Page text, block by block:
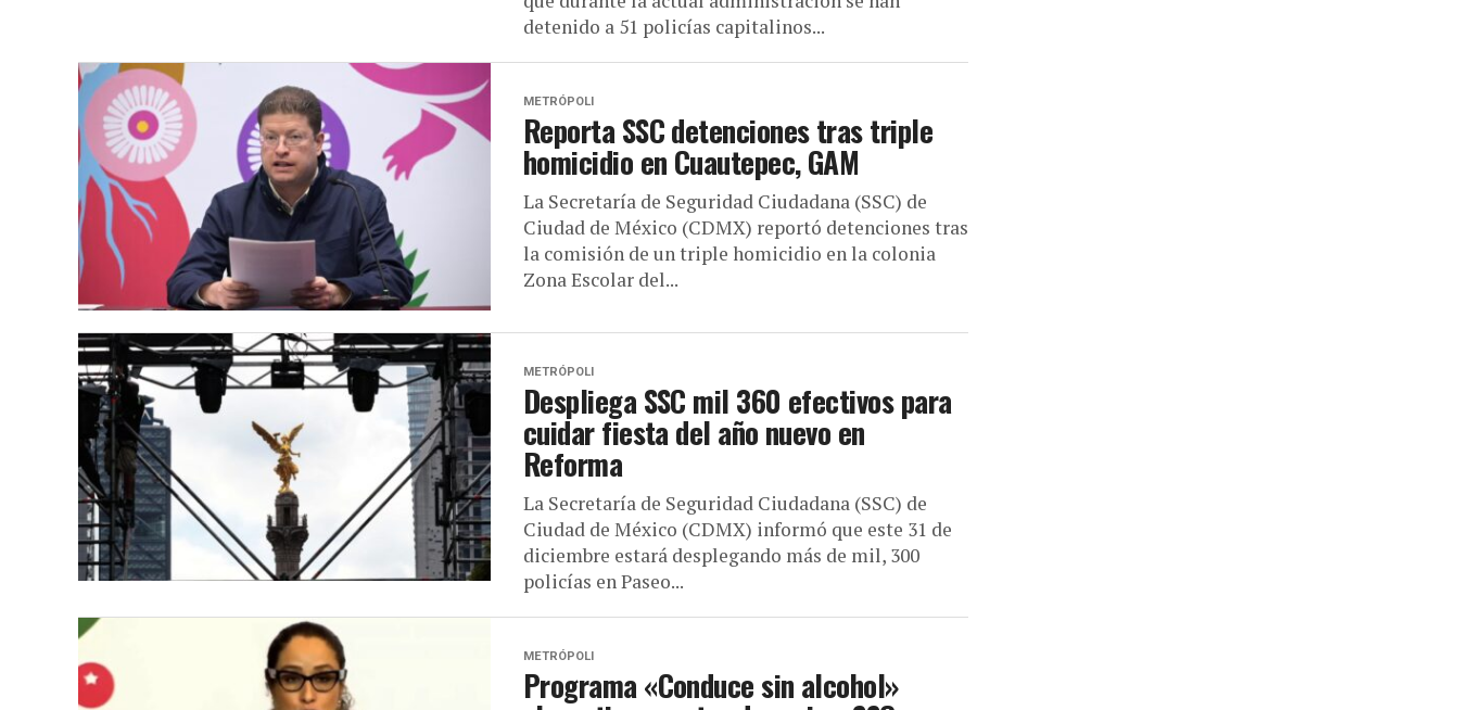
detenido a 51 policías capitalinos...
METRÓPOLI
Reporta SSC detenciones tras triple
homicidio en Cuautepec, GAM
La Secretaría de Seguridad Ciudadana (SSC) de
Ciudad de México (CDMX) reportó detenciones tras
la comisión de un triple homicidio en la colonia
Zona Escolar del...
METRÓPOLI
Despliega SSC mil 360 efectivos para
cuidar fiesta del año nuevo en
Reforma
La Secretaría de Seguridad Ciudadana (SSC) de
Ciudad de México (CDMX) informó que este 31 de
diciembre estará desplegando más de mil, 300
policías en Paseo...
METRÓPOLI
Programa «Conduce sin alcohol»